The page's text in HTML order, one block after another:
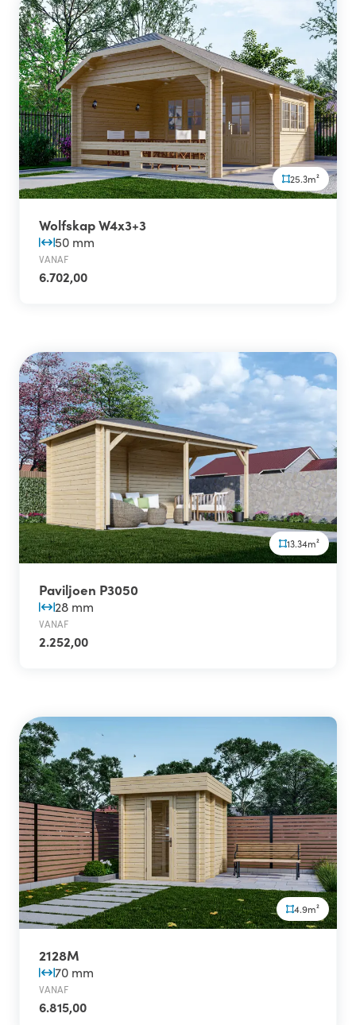
25.3m²
Wolfskap W4x3+3
50 mm
VANAF
6.702,00
13.34m²
Paviljoen P3050
28 mm
VANAF
2.252,00
4.9m²
2128M
70 mm
VANAF
6.815,00